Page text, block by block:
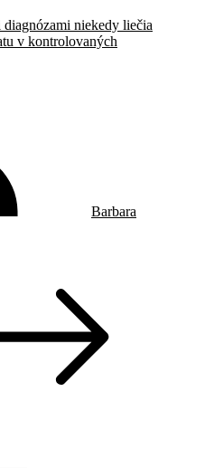
niekedy liečia
v kontrolovaných
Barbara